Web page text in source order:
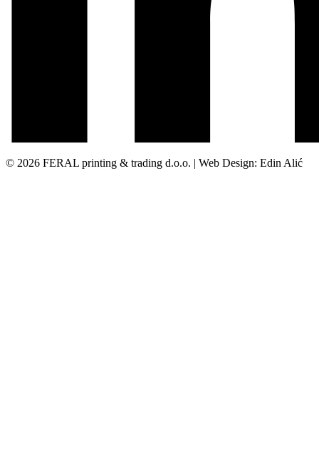
© 2026 FERAL printing & trading d.o.o. | Web Design: Edin Alić